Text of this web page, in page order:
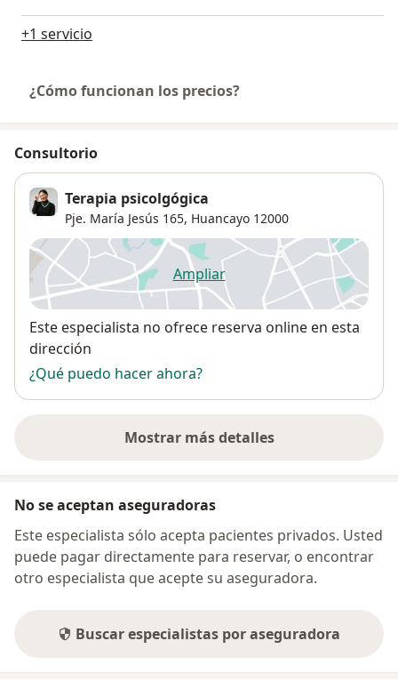
+1 servicio
¿Cómo funcionan los precios?
Consultorio
Terapia psicolgógica
Pje. María Jesús 165, Huancayo 12000
Ampliarse abre en una nueva
Disponibilidad
Este especialista no ofrece reserva online en esta
dirección
¿Qué puedo hacer ahora?
Mostrar más detalles
sobre la dirección
No se aceptan aseguradoras
Este especialista sólo acepta pacientes privados. Usted
puede pagar directamente para reservar, o encontrar
otro especialista que acepte su aseguradora.
Buscar especialistas por aseguradora